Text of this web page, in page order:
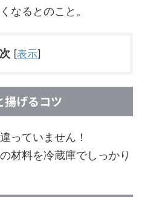
なるとのこと。
[表示]
揚げるコツ
っていません！
材料を冷蔵庫でしっかり